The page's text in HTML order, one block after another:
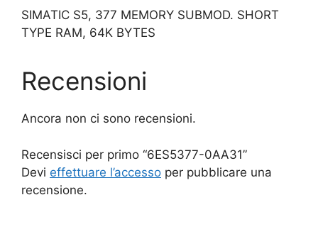
SIMATIC S5, 377 MEMORY SUBMOD. SHORT
TYPE RAM, 64K BYTES
Recensioni
Ancora non ci sono recensioni.
Recensisci per primo “6ES5377-0AA31”
Devi effettuare l’accesso per pubblicare una
recensione.